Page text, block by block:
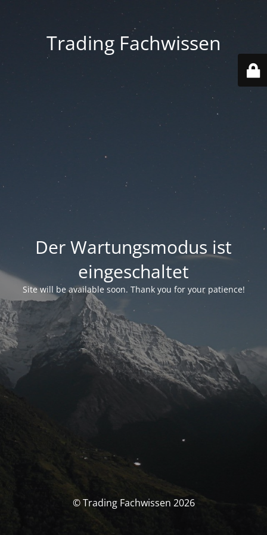
Trading Fachwissen
Der Wartungsmodus ist
eingeschaltet
Site will be available soon. Thank you for your patience!
© Trading Fachwissen 2026